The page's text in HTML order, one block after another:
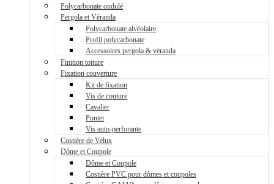
Polycarbonate ondulé
Pergola et Véranda
Polycarbonate alvéolaire
Profil polycarbonate
Accessoires pergola & véranda
Finition toiture
Fixation couverture
Kit de fixation
Vis de couture
Cavalier
Pontet
Vis auto-perforante
Costière de Velux
Dôme et Coupole
Dôme et Coupole
Costière PVC pour dômes et coupoles